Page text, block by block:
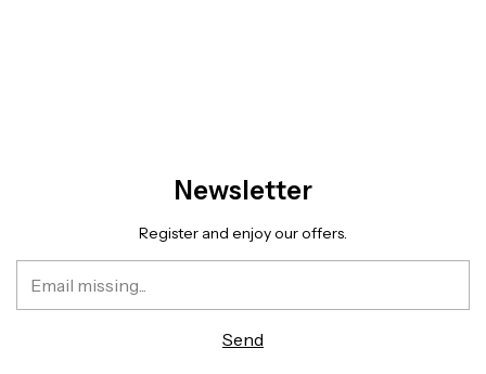
Newsletter
Register and enjoy our offers.